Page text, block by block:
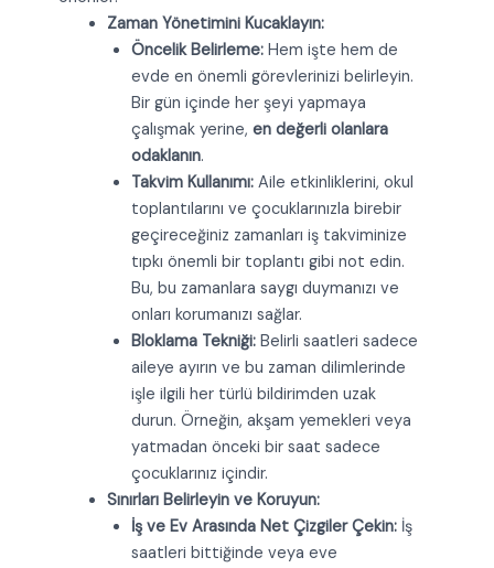
Zaman Yönetimini Kucaklayın:
Öncelik Belirleme:Hem işte hem de
evde en önemli görevlerinizi belirleyin.
Bir gün içinde her şeyi yapmaya
çalışmak yerine, en değerli olanlara
odaklanın.
Takvim Kullanımı:Aile etkinliklerini, okul
toplantılarını ve çocuklarınızla birebir
geçireceğiniz zamanları iş takviminize
tıpkı önemli bir toplantı gibi not edin.
Bu, bu zamanlara saygı duymanızı ve
onları korumanızı sağlar.
Bloklama Tekniği:Belirli saatleri sadece
aileye ayırın ve bu zaman dilimlerinde
işle ilgili her türlü bildirimden uzak
durun. Örneğin, akşam yemekleri veya
yatmadan önceki bir saat sadece
çocuklarınız içindir.
Sınırları Belirleyin ve Koruyun:
İş ve Ev Arasında Net Çizgiler Çekin:İş
saatleri bittiğinde veya eve